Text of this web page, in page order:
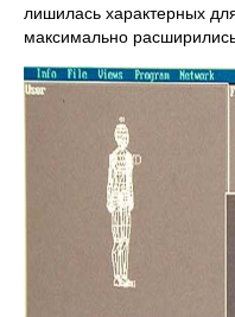
лишилась характерных
максимально